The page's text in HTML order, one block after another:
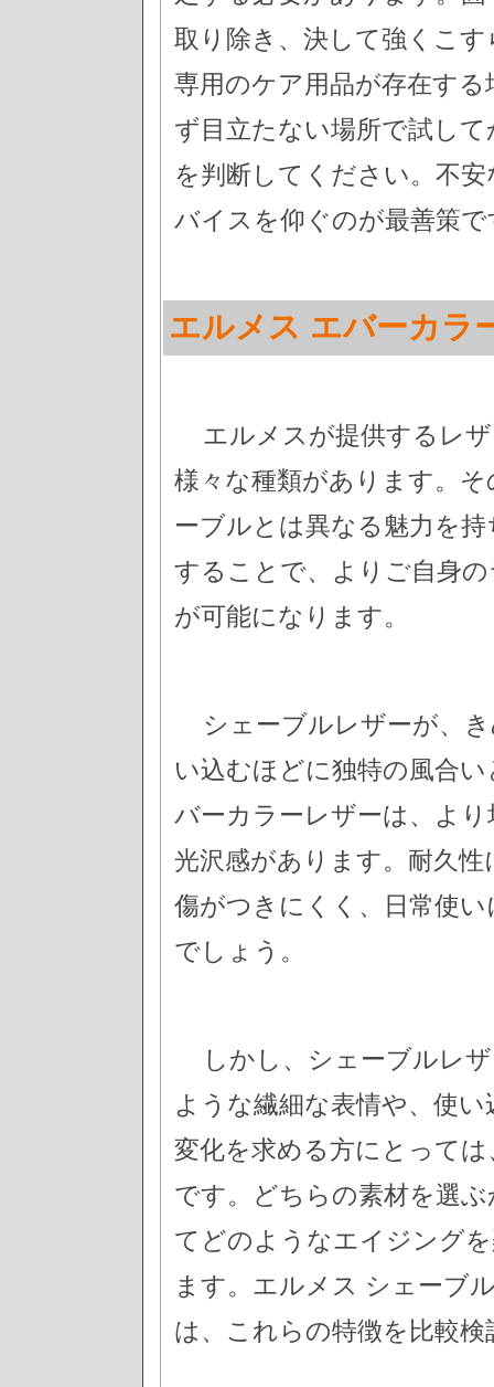
取り除き、決して強くこ
専用のケア用品が存在す
ず目立たない場所で試し
を判断してください。不
バイスを仰ぐのが最善策で
エルメス エバーカラ
エルメスが提供するレ
様々な種類があります。
ーブルとは異なる魅力を
することで、よりご自身
が可能になります。
シェーブルレザーが、
い込むほどに独特の風合
バーカラーレザーは、よ
光沢感があります。耐久
傷がつきにくく、日常使
でしょう。
しかし、シェーブルレ
ような繊細な表情や、使
変化を求める方にとって
です。どちらの素材を選
てどのようなエイジング
ます。エルメス シェーブ
は、これらの特徴を比較